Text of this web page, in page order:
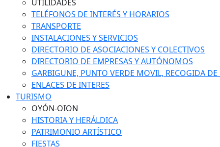
UTILIDADES
TELÉFONOS DE INTERÉS Y HORARIOS
TRANSPORTE
INSTALACIONES Y SERVICIOS
DIRECTORIO DE ASOCIACIONES Y COLECTIVOS
DIRECTORIO DE EMPRESAS Y AUTÓNOMOS
GARBIGUNE, PUNTO VERDE MOVIL, RECOGIDA DE
ENLACES DE INTERES
TURISMO
OYÓN-OION
HISTORIA Y HERÁLDICA
PATRIMONIO ARTÍSTICO
FIESTAS